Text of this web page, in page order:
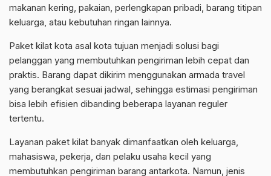
makanan kering, pakaian, perlengkapan pribadi, barang titipan
keluarga, atau kebutuhan ringan lainnya.
Paket kilat kota asal kota tujuan menjadi solusi bagi
pelanggan yang membutuhkan pengiriman lebih cepat dan
praktis. Barang dapat dikirim menggunakan armada travel
yang berangkat sesuai jadwal, sehingga estimasi pengiriman
bisa lebih efisien dibanding beberapa layanan reguler
tertentu.
Layanan paket kilat banyak dimanfaatkan oleh keluarga,
mahasiswa, pekerja, dan pelaku usaha kecil yang
membutuhkan pengiriman barang antarkota. Namun, jenis